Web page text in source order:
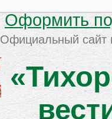
Оформить
Официальный сайт